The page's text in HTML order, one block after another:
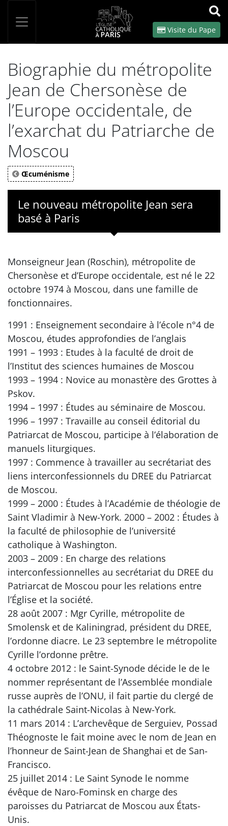
OK
Visite du Pape
Biographie du métropolite
Jean de Chersonèse de
l’Europe occidentale, de
l’exarchat du Patriarche de
Moscou
Œcuménisme
Le nouveau métropolite Jean sera
basé à Paris
Monseigneur Jean (Roschin), métropolite de
Chersonèse et d’Europe occidentale, est né le 22
octobre 1974 à Moscou, dans une famille de
fonctionnaires.
1991 : Enseignement secondaire à l’école n°4 de
Moscou, études approfondies de l’anglais
1991 – 1993 : Etudes à la faculté de droit de
l’Institut des sciences humaines de Moscou
1993 – 1994 : Novice au monastère des Grottes à
Pskov.
1994 – 1997 : Études au séminaire de Moscou.
1996 – 1997 : Travaille au conseil éditorial du
Patriarcat de Moscou, participe à l’élaboration de
manuels liturgiques.
1997 : Commence à travailler au secrétariat des
liens interconfessionnels du DREE du Patriarcat
de Moscou.
1999 – 2000 : Études à l’Académie de théologie de
Saint Vladimir à New-York. 2000 – 2002 : Études à
la faculté de philosophie de l’université
catholique à Washington.
2003 – 2009 : En charge des relations
interconfessionnelles au secrétariat du DREE du
Patriarcat de Moscou pour les relations entre
l’Église et la société.
28 août 2007 : Mgr Cyrille, métropolite de
Smolensk et de Kaliningrad, président du DREE,
l’ordonne diacre. Le 23 septembre le métropolite
Cyrille l’ordonne prêtre.
4 octobre 2012 : le Saint-Synode décide le de le
nommer représentant de l’Assemblée mondiale
russe auprès de l’ONU, il fait partie du clergé de
la cathédrale Saint-Nicolas à New-York.
11 mars 2014 : L’archevêque de Serguiev, Possad
Théognoste le fait moine avec le nom de Jean en
l’honneur de Saint-Jean de Shanghai et de San-
Francisco.
25 juillet 2014 : Le Saint Synode le nomme
évêque de Naro-Fominsk en charge des
paroisses du Patriarcat de Moscou aux États-
Unis.
Panneau de gestion des cookies